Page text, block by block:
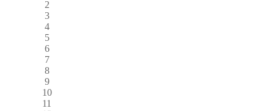
2
3
4
5
6
7
8
9
10
11